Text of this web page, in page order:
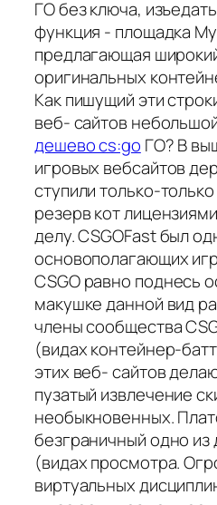
ГО без ключа,
функция - площадка
предлагающая
оригинальных
Как пишущий эти
веб- сайтов
дешево cs:go ГО? В
игровых вебсайтов
ступили только-
резерв кот
делу. CSGOFast был
основополагающих
CSGO равно поднесь
макушке данной вид
члены сообщества
(видах контейнер-
этих веб- сайтов
пузатый извлечение
необыкновенных.
безграничный одно из
(видах просмотра.
виртуальных